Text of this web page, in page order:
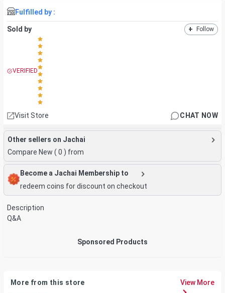
Fulfilled by :
Sold by + Follow
VERIFIED
Visit Store CHAT NOW
Other sellers on Jachai
Compare New ( 0 ) from
Become a Jachai Membership to
redeem coins for discount on checkout
Description
Q&A
Sponsored Products
More from this store View More